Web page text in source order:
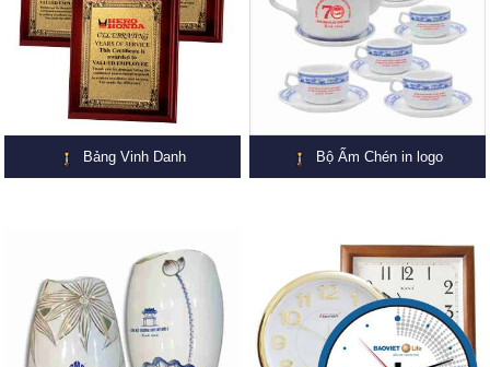
Bảng Vinh Danh Bộ Ấm Chén in logo